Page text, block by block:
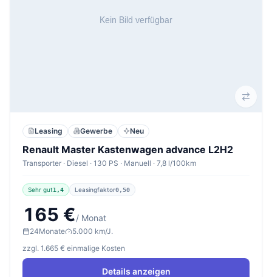
Leasing Gewerbe Neu
Renault Master Kastenwagen advance L2H2
Transporter · Diesel · 130 PS · Manuell · 7,8 l/100km
Sehr gut1,4 Leasingfaktor0,50
165 €/ Monat
24Monate
5.000 km/J.
zzgl. 1.665 € einmalige Kosten
Details anzeigen